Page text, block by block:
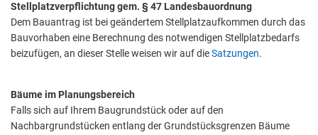
Stellplatzverpflichtung gem. § 47 Landesbauordnung
Dem Bauantrag ist bei geändertem Stellplatzaufkommen durch das
Bauvorhaben eine Berechnung des notwendigen Stellplatzbedarfs
beizufügen, an dieser Stelle weisen wir auf dieSatzungen.
Bäume im Planungsbereich
Falls sich auf Ihrem Baugrundstück oder auf den
Nachbargrundstücken entlang der Grundstücksgrenzen Bäume